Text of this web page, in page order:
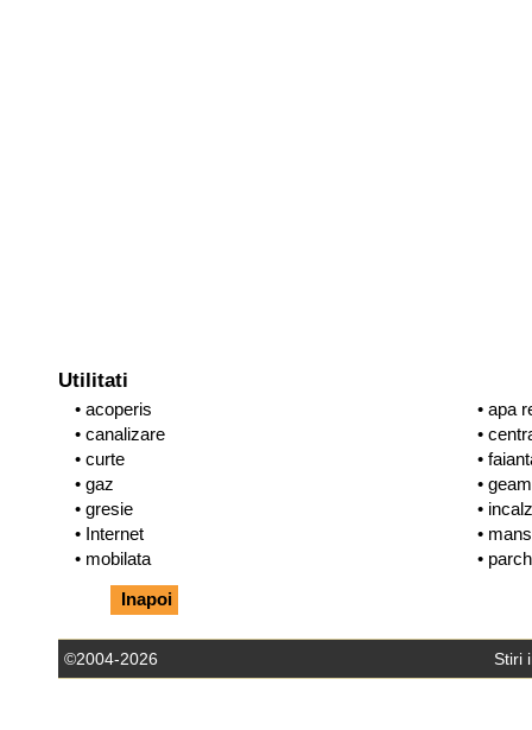
Utilitati
• acoperis
• apa
• canalizare
•
• curte
•
• gaz
•
• gresie
•
• Internet
•
• mobilata
•
Inapoi
©2004-2026 Stiri